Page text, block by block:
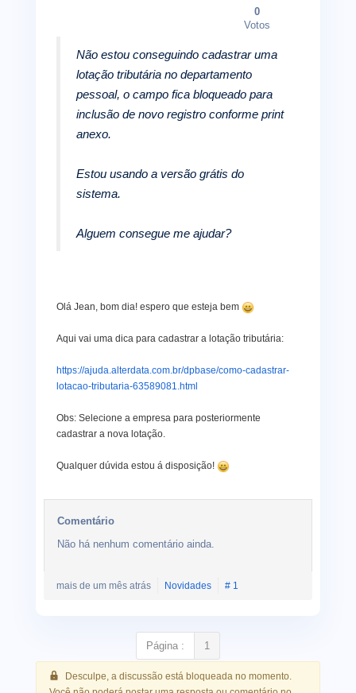
0
Votos
Não estou conseguindo cadastrar uma
lotação tributária no departamento
pessoal, o campo fica bloqueado para
inclusão de novo registro conforme print
anexo.
Estou usando a versão grátis do
sistema.
Alguem consegue me ajudar?
Olá Jean, bom dia! espero que esteja bem
Aqui vai uma dica para cadastrar a lotação tributária:
https://ajuda.alterdata.com.br/dpbase/como-cadastrar-
lotacao-tributaria-63589081.html
Obs: Selecione a empresa para posteriormente
cadastrar a nova lotação.
Qualquer dúvida estou á disposição!
Comentário
Não há nenhum comentário ainda.
mais de um mês atrás Novidades # 1
Página : 1
Desculpe, a discussão está bloqueada no momento.